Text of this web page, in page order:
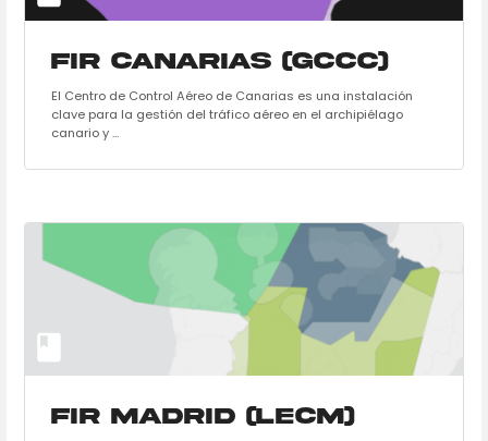
FIR Canarias (GCCC)
El Centro de Control Aéreo de Canarias es una instalación
clave para la gestión del tráfico aéreo en el archipiélago
canario y ...
FIR Madrid (LECM)